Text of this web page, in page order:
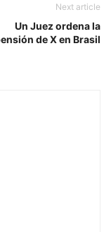
Next article
Un Juez ordena la
de X en Brasil